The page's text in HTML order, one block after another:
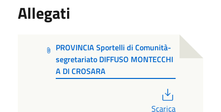
Allegati
PROVINCIA Sportelli di Comunità-
segretariato DIFFUSO MONTECCHI
A DI CROSARA
Scarica